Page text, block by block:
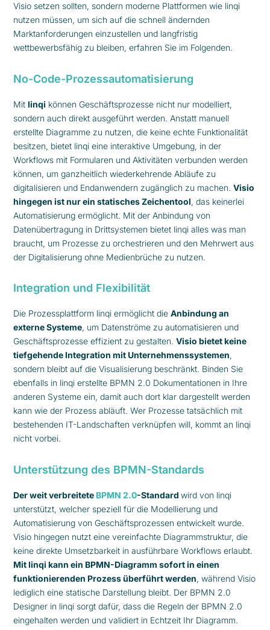
Visio setzen sollten, sondern moderne Plattformen wie linqi
nutzen müssen, um sich auf die schnell ändernden
Marktanforderungen einzustellen und langfristig
wettbewerbsfähig zu bleiben, erfahren Sie im Folgenden.
No-Code-Prozessautomatisierung
Mitlinqi können Geschäftsprozesse nicht nur modelliert,
sondern auch direkt ausgeführt werden. Anstatt manuell
erstellte Diagramme zu nutzen, die keine echte Funktionalität
besitzen, bietet linqi eine interaktive Umgebung, in der
Workflows mit Formularen und Aktivitäten verbunden werden
können, um ganzheitlich wiederkehrende Abläufe zu
digitalisieren und Endanwendern zugänglich zu machen.Visio
hingegen ist nur ein statisches Zeichentool, das keinerlei
Automatisierung ermöglicht. Mit der Anbindung von
Datenübertragung in Drittsystemen bietet linqi alles was man
braucht, um Prozesse zu orchestrieren und den Mehrwert aus
der Digitalisierung ohne Medienbrüche zu nutzen.
Integration und Flexibilität
Die Prozessplattform linqi ermöglicht dieAnbindung an
externe Systeme, um Datenströme zu automatisieren und
Geschäftsprozesse effizient zu gestalten.Visio bietet keine
tiefgehende Integration mit Unternehmenssystemen,
sondern bleibt auf die Visualisierung beschränkt. Binden Sie
ebenfalls in linqi erstellte BPMN 2.0 Dokumentationen in Ihre
anderen Systeme ein, damit auch dort klar dargestellt werden
kann wie der Prozess abläuft. Wer Prozesse tatsächlich mit
bestehenden IT-Landschaften verknüpfen will, kommt an linqi
nicht vorbei.
Unterstützung des BPMN-Standards
Der weit verbreitete BPMN 2.0-Standardwird von linqi
unterstützt, welcher speziell für die Modellierung und
Automatisierung von Geschäftsprozessen entwickelt wurde.
Visio hingegen nutzt eine vereinfachte Diagrammstruktur, die
keine direkte Umsetzbarkeit in ausführbare Workflows erlaubt.
Mit linqi kann ein BPMN-Diagramm sofort in einen
funktionierenden Prozess überführt werden, während Visio
lediglich eine statische Darstellung bleibt. Der BPMN 2.0
Designer in linqi sorgt dafür, dass die Regeln der BPMN 2.0
eingehalten werden und validiert in Echtzeit Ihr Diagramm.